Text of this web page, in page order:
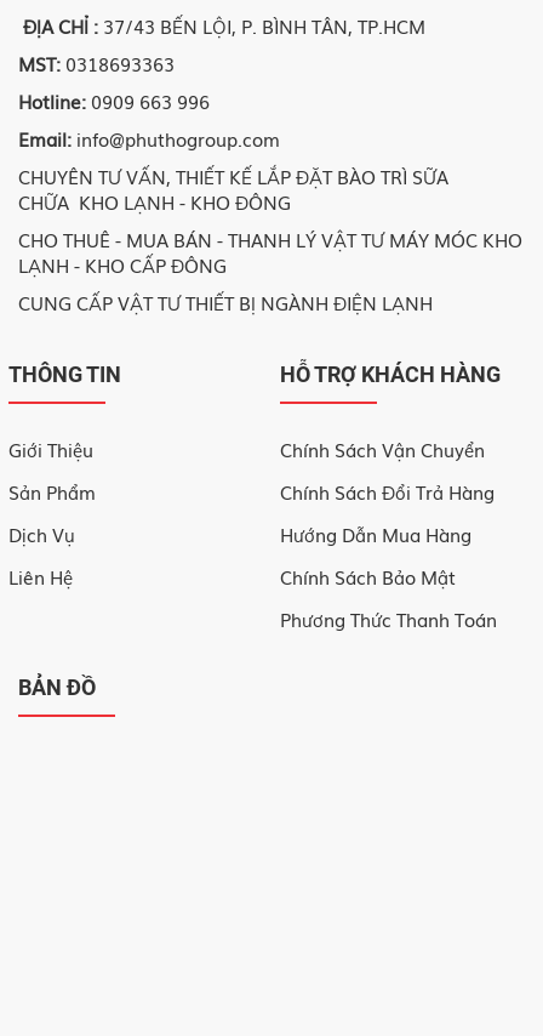
ĐỊA CHỈ : 37/43 BẾN LỘI, P. BÌNH TÂN, TP.HCM
MST: 0318693363
Hotline: 0909 663 996
Email: info@phuthogroup.com
CHUYÊN TƯ VẤN, THIẾT KẾ LẮP ĐẶT BÀO TRÌ SỮA
CHỮA KHO LẠNH - KHO ĐÔNG
CHO THUÊ - MUA BÁN - THANH LÝ VẬT TƯ MÁY MÓC KHO
LẠNH - KHO CẤP ĐÔNG
CUNG CẤP VẬT TƯ THIẾT BỊ NGÀNH ĐIỆN LẠNH
THÔNG TIN
Giới Thiệu
Sản Phẩm
Dịch Vụ
Liên Hệ
HỖ TRỢ KHÁCH HÀNG
Chính Sách Vận Chuyển
Chính Sách Đổi Trả Hàng
Hướng Dẫn Mua Hàng
Chính Sách Bảo Mật
Phương Thức Thanh Toán
BẢN ĐỒ